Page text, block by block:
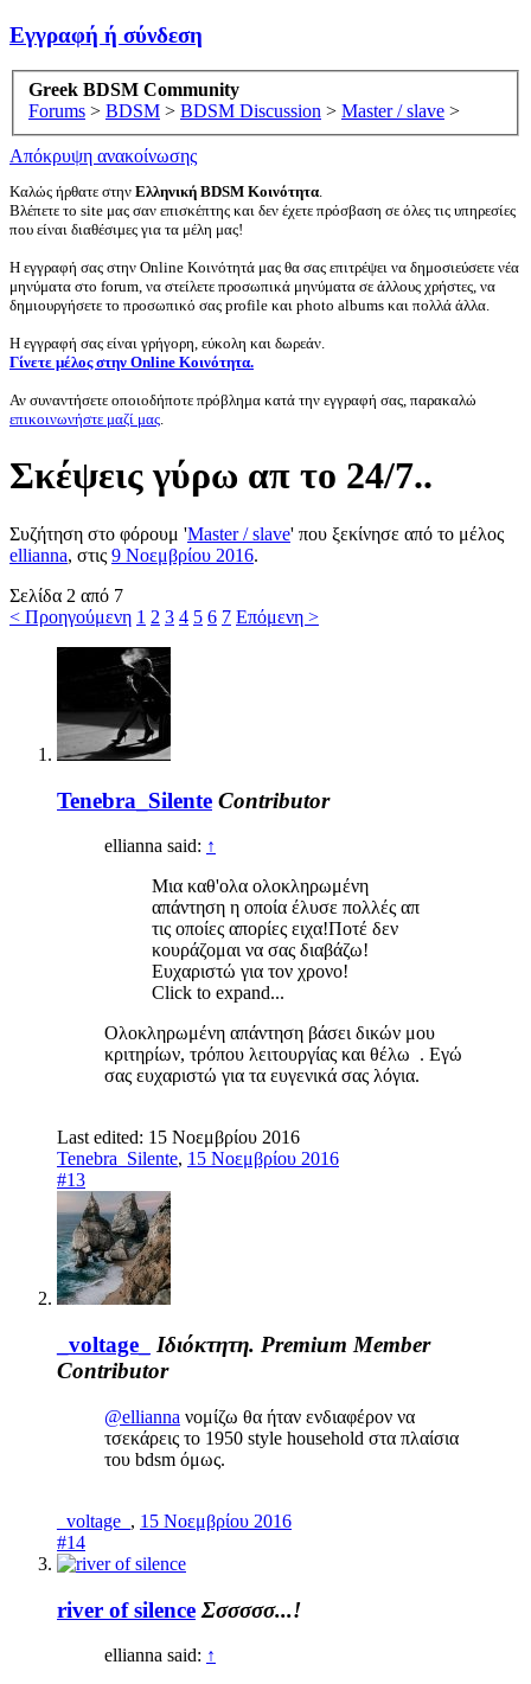
Εγγραφή ή σύνδεση
Greek BDSM Community
Forums > BDSM > BDSM Discussion > Master / slave >
Απόκρυψη ανακοίνωσης
Καλώς ήρθατε στην Ελληνική BDSM Κοινότητα.
Βλέπετε το site μας σαν επισκέπτης και δεν έχετε πρόσβαση σε όλες τις υπηρεσίες
που είναι διαθέσιμες για τα μέλη μας!
Η εγγραφή σας στην Online Κοινότητά μας θα σας επιτρέψει να δημοσιεύσετε νέα
μηνύματα στο forum, να στείλετε προσωπικά μηνύματα σε άλλους χρήστες, να
δημιουργήσετε το προσωπικό σας profile και photo albums και πολλά άλλα.
Η εγγραφή σας είναι γρήγορη, εύκολη και δωρεάν.
Γίνετε μέλος στην Online Κοινότητα.
Αν συναντήσετε οποιοδήποτε πρόβλημα κατά την εγγραφή σας, παρακαλώ
επικοινωνήστε μαζί μας.
Σκέψεις γύρω απ το 24/7..
Συζήτηση στο φόρουμ 'Master / slave' που ξεκίνησε από το μέλος
ellianna, στις 9 Νοεμβρίου 2016.
Σελίδα 2 από 7
< Προηγούμενη 1 2 3 4 5 6 7 Επόμενη >
Tenebra_Silente Contributor
ellianna said: ↑
Μια καθ'ολα ολοκληρωμένη
απάντηση η οποία έλυσε πολλές απ
τις οποίες απορίες ειχα!Ποτέ δεν
κουράζομαι να σας διαβάζω!
Ευχαριστώ για τον χρονο!
Click to expand...
Ολοκληρωμένη απάντηση βάσει δικών μου
κριτηρίων, τρόπου λειτουργίας και θέλω . Εγώ
σας ευχαριστώ για τα ευγενικά σας λόγια.
Last edited: 15 Νοεμβρίου 2016
Tenebra_Silente, 15 Νοεμβρίου 2016
#13
_voltage_ Ιδιόκτητη. Premium Member
Contributor
@ellianna νομίζω θα ήταν ενδιαφέρον να
τσεκάρεις το 1950 style household στα πλαίσια
του bdsm όμως.
_voltage_ , 15 Νοεμβρίου 2016
#14
river of silence Σσσσσσ...!
ellianna said: ↑